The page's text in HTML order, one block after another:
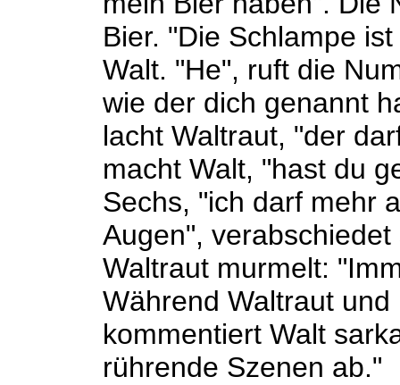
Bier. "Die Schlampe
Walt. "He", ruft die
wie der dich genannt
lacht Waltraut, "der
macht Walt, "hast du
Sechs, "ich darf mehr
Augen",
Waltraut murmelt:
Während Waltraut
kommentiert Walt
rührende Szenen ab."